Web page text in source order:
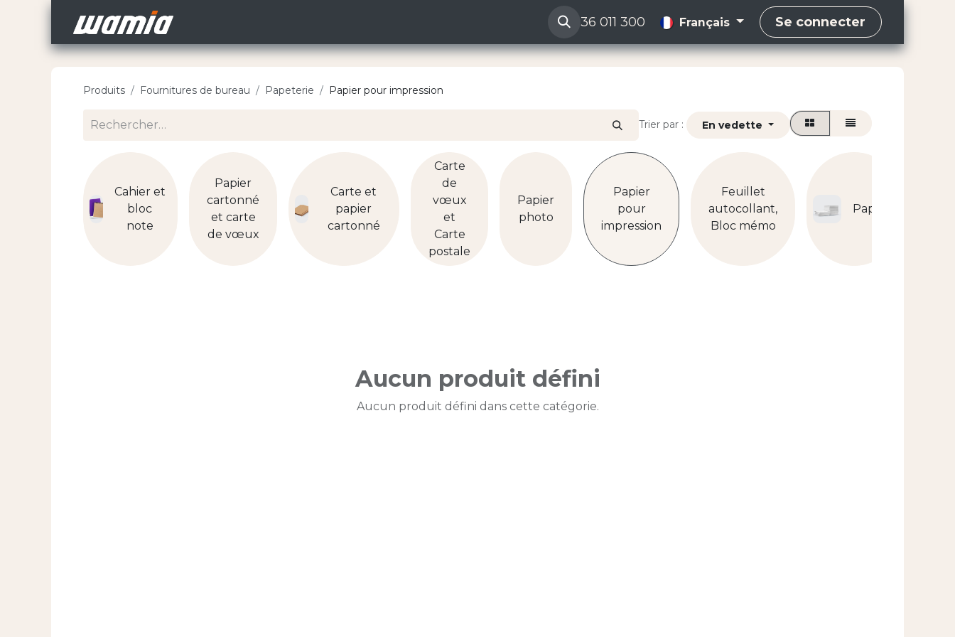
36 011 300 Français Se connecter
Produits Fournitures de bureau Papeterie Papier pour impression
Trier par : En vedette
Cahier et
bloc
note
Papier
cartonné
et carte
de vœux
Carte et
papier
cartonné
Carte
de
vœux
et
Carte
postale
Papier
photo
Papier
pour
impression
Feuillet
autocollant,
Bloc mémo
Papier
Aucun produit défini
Aucun produit défini dans cette catégorie.